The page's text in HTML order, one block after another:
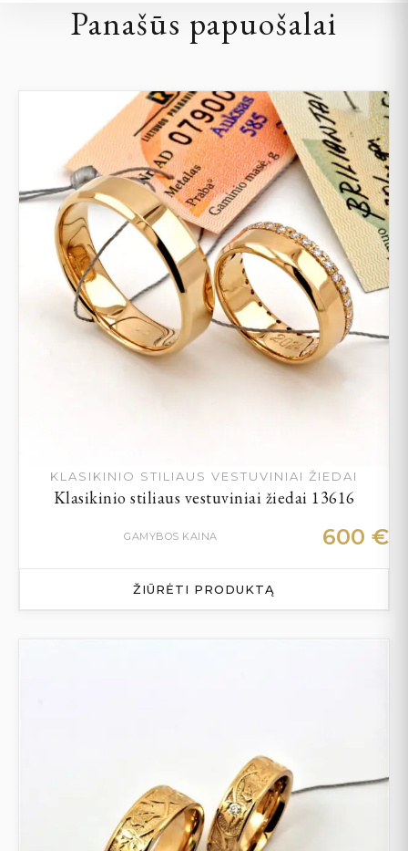
Panašūs papuošalai
KLASIKINIO STILIAUS VESTUVINIAI ŽIEDAI
Klasikinio stiliaus vestuviniai žiedai 13616
GAMYBOS KAINA 600 €
ŽIŪRĖTI PRODUKTĄ